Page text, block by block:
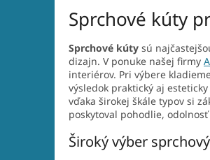
Sprchové kúty
Sprchové kúty sú
dizajn. V ponuke našej firmy
interiérov. Pri výbere
výsledok praktický aj
vďaka širokej škále typov si
poskytoval pohodlie,
Široký výber